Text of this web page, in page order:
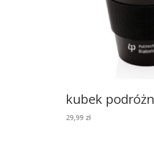
kubek
29,99 zł